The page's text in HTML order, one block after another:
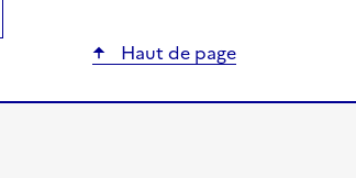
Haut de page